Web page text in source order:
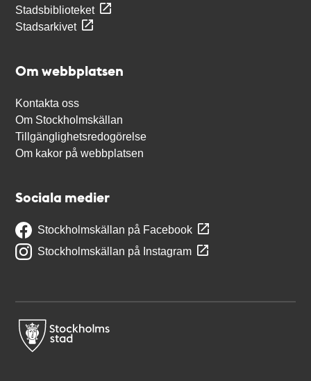
Stadsbiblioteket
Stadsarkivet
Om webbplatsen
Kontakta oss
Om Stockholmskällan
Tillgänglighetsredogörelse
Om kakor på webbplatsen
Sociala medier
Stockholmskällan på Facebook
Stockholmskällan på Instagram